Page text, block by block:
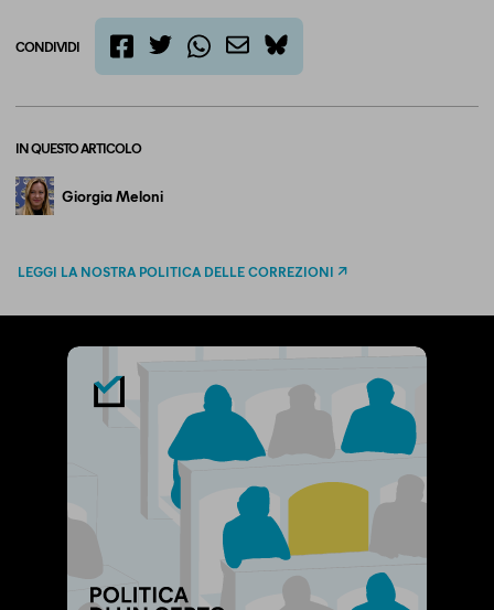
CONDIVIDI
bluesky
IN QUESTO ARTICOLO
Giorgia Meloni
LEGGI LA NOSTRA POLITICA DELLE CORREZIONI